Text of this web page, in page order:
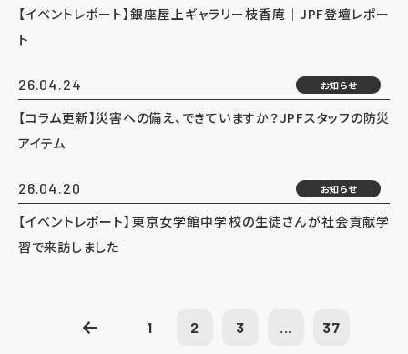
【イベントレポート】銀座屋上ギャラリー枝香庵｜JPF登壇レポー
ト
26.04.24 お知らせ
【コラム更新】災害への備え、できていますか？JPFスタッフの防災
アイテム
26.04.20 お知らせ
【イベントレポート】東京女学館中学校の生徒さんが社会貢献学
習で来訪しました
1 2 3 ... 37